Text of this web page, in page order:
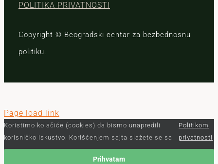
POLITIKA PRIVATNOSTI
Copyright © Beogradski centar za bezbednosnu
politiku.
Page load link
Koristimo kolačiće (cookies) da bismo unapredili
korisničko iskustvo. Korišćenjem sajta slažete se sa
Politikom
privatnosti
Prihvatam